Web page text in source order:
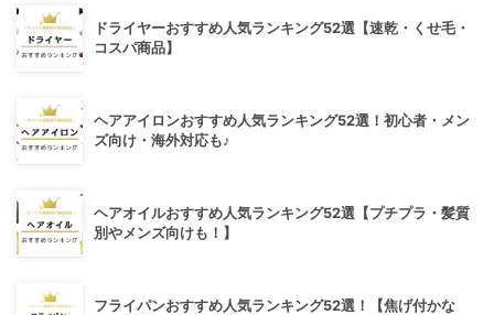
ドライヤーおすすめ人気ランキング52選【速乾・くせ毛・
コスパ商品】
ヘアアイロンおすすめ人気ランキング52選！初心者・メン
ズ向け・海外対応も♪
ヘアオイルおすすめ人気ランキング52選【プチプラ・髪質
別やメンズ向けも！】
フライパンおすすめ人気ランキング52選！【焦げ付かな